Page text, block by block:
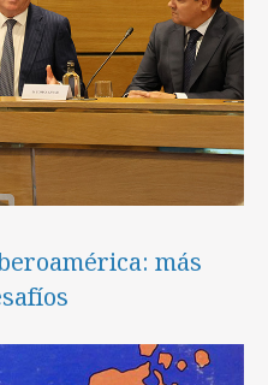
más